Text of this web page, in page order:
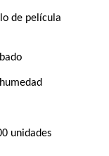
de película
unidades